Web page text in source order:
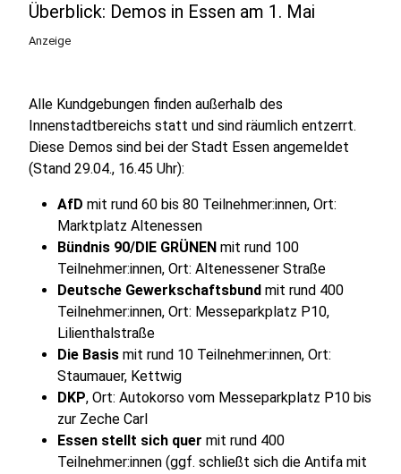
Überblick: Demos in Essen am 1. Mai
Anzeige
Alle Kundgebungen finden außerhalb des
Innenstadtbereichs statt und sind räumlich entzerrt.
Diese Demos sind bei der Stadt Essen angemeldet
(Stand 29.04., 16.45 Uhr):
AfD mit rund 60 bis 80 Teilnehmer:innen, Ort:
Marktplatz Altenessen
Bündnis 90/DIE GRÜNEN mit rund 100
Teilnehmer:innen, Ort: Altenessener Straße
Deutsche Gewerkschaftsbund mit rund 400
Teilnehmer:innen, Ort: Messeparkplatz P10,
Lilienthalstraße
Die Basis mit rund 10 Teilnehmer:innen, Ort:
Staumauer, Kettwig
DKP, Ort: Autokorso vom Messeparkplatz P10 bis
zur Zeche Carl
Essen stellt sich quer mit rund 400
Teilnehmer:innen (ggf. schließt sich die Antifa mit